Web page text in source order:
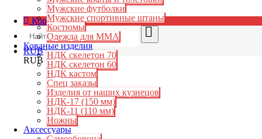
Корзина:0₽
RUB
RUB
Мужские футболки
Мужские спортивные штаны
Костюмы
Одежда для ММА
Кованые изделия
НДК скелетон 70
НДК скелетон 60
НДК кастом
Спец заказы
Изделия от наших кузнецов
НДК-17 (150 мм)
НДК-11 (110 мм)
Ножны
Аксессуары